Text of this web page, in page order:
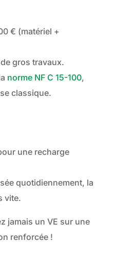
€ (matériel +
gros travaux.
norme NF C 15-100,
classique.
une recharge
quotidiennement, la
vite.
jamais un VE sur une
renforcée !